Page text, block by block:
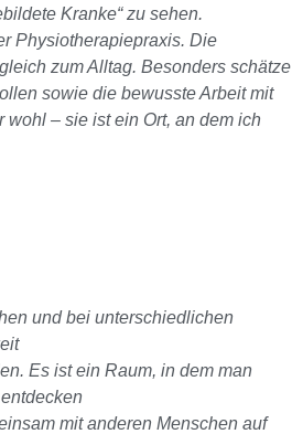
Kranke“ zu sehen.
Physiotherapiepraxis. Die
zum Alltag. Besonders schätze
sowie die bewusste Arbeit mit
wohl – sie ist ein Ort, an dem ich
und beiunterschiedlichen
Es ist ein Raum,in dem man
mit anderenMenschen auf